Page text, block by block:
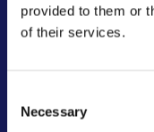
provided to them or
of their services.
Selection
Necessary